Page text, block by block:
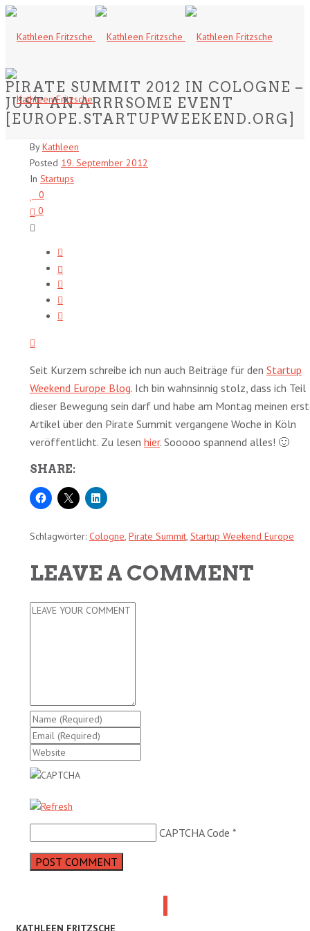
PIRATE SUMMIT 2012 IN COLOGNE –
JUST AN ARRRSOME EVENT
[EUROPE.STARTUPWEEKEND.ORG]
ByKathleen
Posted 19. September 2012
In Startups
0
0
Seit Kurzem schreibe ich nun auch Beiträge für den Startup
Weekend Europe Blog. Ich bin wahnsinnig stolz, dass ich Teil
dieser Bewegung sein darf und habe am Montag meinen
Artikel über den Pirate Summit vergangene Woche in Köln
veröffentlicht. Zu lesen hier. Sooooo spannend alles! 🙂
SHARE:
Schlagwörter: Cologne, Pirate Summit, Startup Weekend Europe
LEAVE A COMMENT
CAPTCHA Code *
KATHLEEN FRITZSCHE